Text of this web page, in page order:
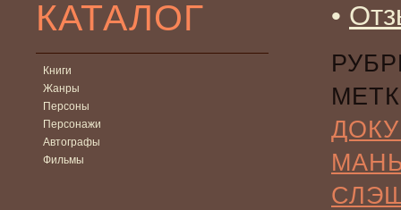
КАТАЛОГ
Книги
Жанры
Персоны
Персонажи
Автографы
Фильмы
•